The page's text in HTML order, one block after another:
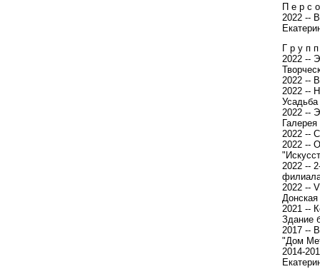
П е р с
2022 --
Г р у п
2022 --
2022 --
2022 --
2022 --
2022 --
2022 --
2022 --
2022 --
Донская
2021 --
Здание
2017 --
"Дом
2014-